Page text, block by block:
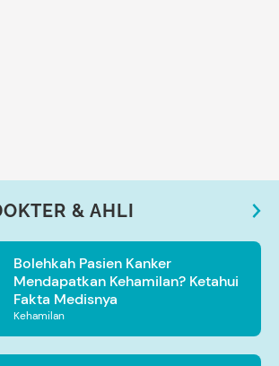
& AHLI
Bolehkah Pasien Kanker
Mendapatkan Kehamilan? Ketahui
Fakta Medisnya
Kehamilan